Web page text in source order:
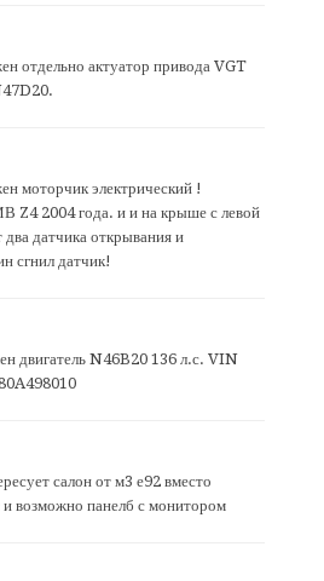
отдельно актуатор привода VGT
моторчик электрический !
Z4 2004 года. и и на крыше с левой
датчика открывания и
сгнил датчик!
двигатель N46B20 136 л.с. VIN
салон от м3 е92 вместо
и возможно панелб с монитором